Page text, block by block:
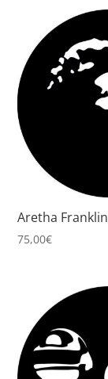
Aretha Franklin
75,00€